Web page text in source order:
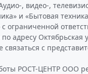
, видео-,
и «Бытовая
ограниченной
адресу Октябрьская
с
РОСТ-ЦЕНТР ООО